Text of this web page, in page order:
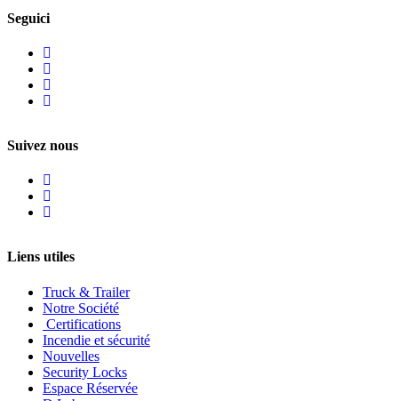
Seguici
Suivez nous
Liens utiles
Truck & Trailer
Notre Société
Certifications
Incendie et sécurité
Nouvelles
Security Locks
Espace Réservée